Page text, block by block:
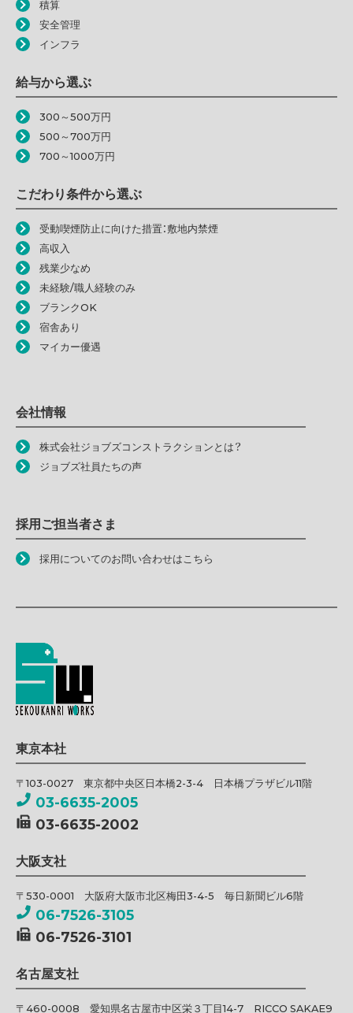
積算
安全管理
インフラ
給与から選ぶ
300～500万円
500～700万円
700～1000万円
こだわり条件から選ぶ
受動喫煙防止に向けた措置：敷地内禁煙
高収入
残業少なめ
未経験/職人経験のみ
ブランクOK
宿舎あり
マイカー優遇
会社情報
株式会社ジョブズコンストラクションとは？
ジョブズ社員たちの声
採用ご担当者さま
採用についてのお問い合わせはこちら
東京本社
〒103-0027 東京都中央区日本橋2-3-4 日本橋プラザビル11階
03-6635-2005
03-6635-2002
大阪支社
〒530-0001 大阪府大阪市北区梅田3-4-5 毎日新聞ビル6階
06-7526-3105
06-7526-3101
名古屋支社
〒460-0008 愛知県名古屋市中区栄３丁目14-7 RICCO SAKAE9